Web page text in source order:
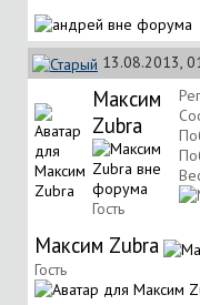
13.08.2013,
Максим
Zubra
Гость
Максим Zubra
Гость